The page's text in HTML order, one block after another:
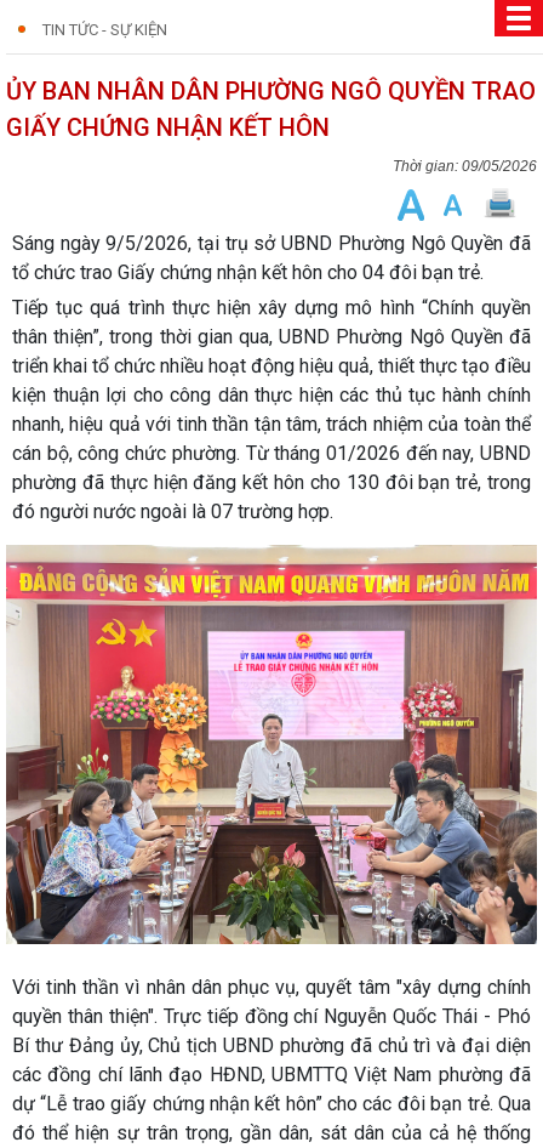
TIN TỨC - SỰ KIỆN
ỦY BAN NHÂN DÂN PHƯỜNG NGÔ QUYỀN TRAO
GIẤY CHỨNG NHẬN KẾT HÔN
09/05/2026
Sáng ngày 9/5/2026, tại trụ sở UBND Phường Ngô Quyền đã
tổ chức trao Giấy chứng nhận kết hôn cho 04 đôi bạn trẻ.
Tiếp tục quá trình thực hiện xây dựng mô hình “Chính quyền
thân thiện”, trong thời gian qua, UBND Phường Ngô Quyền đã
triển khai tổ chức nhiều hoạt động hiệu quả, thiết thực tạo điều
kiện thuận lợi cho công dân thực hiện các thủ tục hành chính
nhanh, hiệu quả với tinh thần tận tâm, trách nhiệm của toàn thể
cán bộ, công chức phường. Từ tháng 01/2026 đến nay, UBND
phường đã thực hiện đăng kết hôn cho 130 đôi bạn trẻ, trong
đó người nước ngoài là 07 trường hợp.
Với tinh thần vì nhân dân phục vụ, quyết tâm "xây dựng chính
quyền thân thiện". Trực tiếp đồng chí Nguyễn Quốc Thái - Phó
Bí thư Đảng ủy, Chủ tịch UBND phường đã chủ trì và đại diện
các đồng chí lãnh đạo HĐND, UBMTTQ Việt Nam phường đã
dự “Lễ trao giấy chứng nhận kết hôn” cho các đôi bạn trẻ. Qua
đó thể hiện sự trân trọng, gần dân, sát dân của cả hệ thống